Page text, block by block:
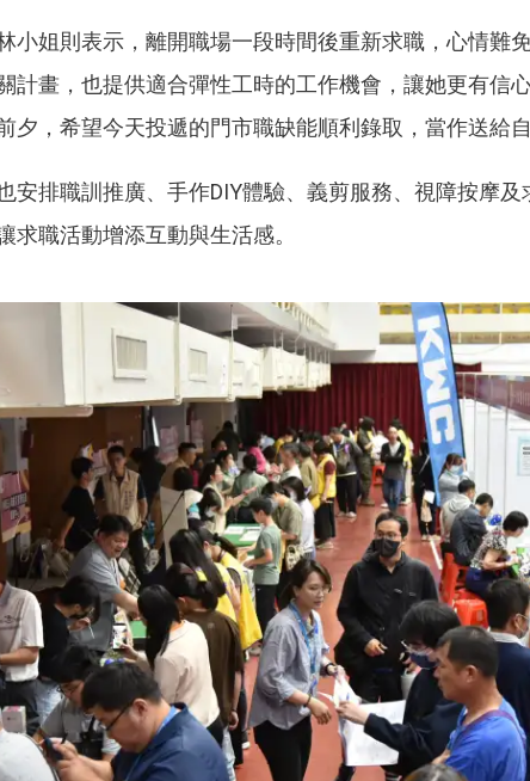
小姐則表示，離開職場一段時間後重新求職，心情難
計畫，也提供適合彈性工時的工作機會，讓她更有信
夕，希望今天投遞的門市職缺能順利錄取，當作送給
安排職訓推廣、手作DIY體驗、義剪服務、視障按摩及
求職活動增添互動與生活感。